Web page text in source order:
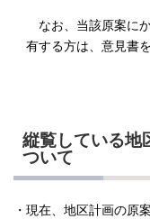
なお、当該原案に
有する方は、意見書
縦覧している地
ついて
・現在、地区計画の原